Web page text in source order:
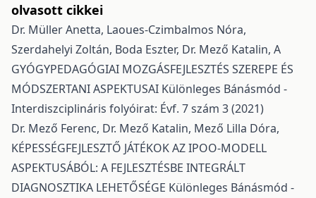
olvasott cikkei
Dr. Müller Anetta, Laoues-Czimbalmos Nóra,
Szerdahelyi Zoltán, Boda Eszter, Dr. Mező Katalin, A
GYÓGYPEDAGÓGIAI MOZGÁSFEJLESZTÉS SZEREPE ÉS
MÓDSZERTANI ASPEKTUSAI Különleges Bánásmód -
Interdiszciplináris folyóirat: Évf. 7 szám 3 (2021)
Dr. Mező Ferenc, Dr. Mező Katalin, Mező Lilla Dóra,
KÉPESSÉGFEJLESZTŐ JÁTÉKOK AZ IPOO-MODELL
ASPEKTUSÁBÓL: A FEJLESZTÉSBE INTEGRÁLT
DIAGNOSZTIKA LEHETŐSÉGE Különleges Bánásmód -